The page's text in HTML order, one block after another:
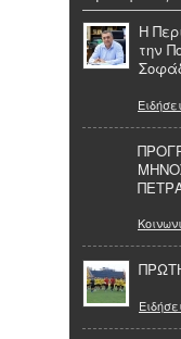
Η
την